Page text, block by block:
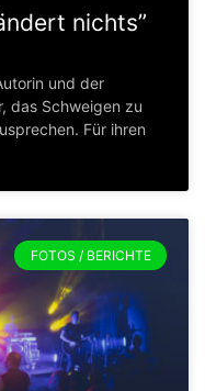
nichts”
und der
das Schweigen zu
Für ihren
FOTOS / BERICHTE